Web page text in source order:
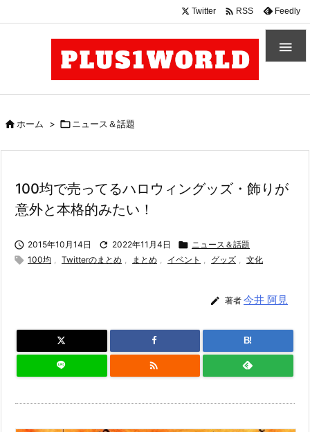

Twitter  RSS Feedly
ホーム >  ニュース＆話題
100均で売ってるハロウィングッズ・飾りが
意外と本格的みたい！
 2015年10月14日  2022年11月4日  ニュース＆話題
 100均 , Twitterのまとめ , まとめ , イベント , グッズ , 文化
 著者 今井 阿見
B!
